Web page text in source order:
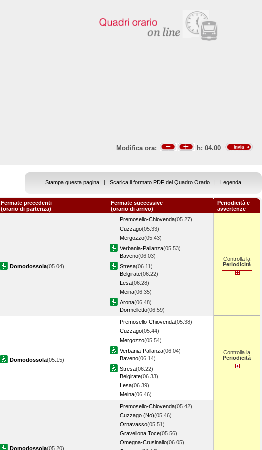
Modifica ora: h: 04.00
Stampa questa pagina | Scarica il formato PDF del Quadro Orario | Legenda
Fermate precedenti
(orario di partenza)
Fermate successive
(orario di arrivo)
Periodicità e
avvertenze
Domodossola(05.04)
Premosello-Chiovenda(05.27)
Cuzzago(05.33)
Mergozzo(05.43)
Verbania-Pallanza(05.53)
Baveno(06.03)
Stresa(06.11)
Belgirate(06.22)
Lesa(06.28)
Meina(06.35)
Arona(06.48)
Dormelletto(06.59)
Controlla la
Periodicità
Domodossola(05.15)
Premosello-Chiovenda(05.38)
Cuzzago(05.44)
Mergozzo(05.54)
Verbania-Pallanza(06.04)
Baveno(06.14)
Stresa(06.22)
Belgirate(06.33)
Lesa(06.39)
Meina(06.46)
Controlla la
Periodicità
Domodossola(05.20)
Premosello-Chiovenda(05.42)
Cuzzago (No)(05.46)
Ornavasso(05.51)
Gravellona Toce(05.56)
Omegna-Crusinallo(06.05)